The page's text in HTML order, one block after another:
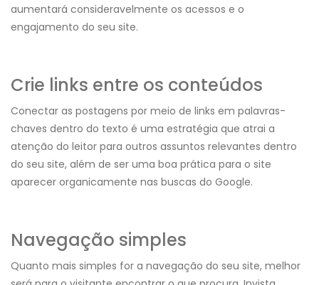
aumentará consideravelmente os acessos e o
engajamento do seu site.
Crie links entre os conteúdos
Conectar as postagens por meio de links em palavras-
chaves dentro do texto é uma estratégia que atrai a
atenção do leitor para outros assuntos relevantes dentro
do seu site, além de ser uma boa prática para o site
aparecer organicamente nas buscas do Google.
Navegação simples
Quanto mais simples for a navegação do seu site, melhor